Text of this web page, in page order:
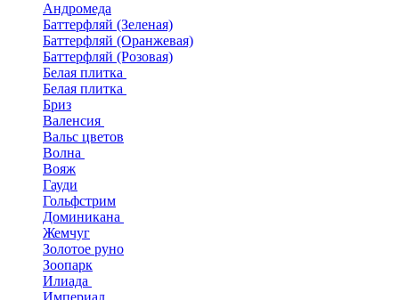
Андромеда
Баттерфляй (Зеленая)
Баттерфляй (Оранжевая)
Баттерфляй (Розовая)
Белая плитка
Белая плитка
Бриз
Валенсия
Вальс цветов
Волна
Вояж
Гауди
Гольфстрим
Доминикана
Жемчуг
Золотое руно
Зоопарк
Илиада